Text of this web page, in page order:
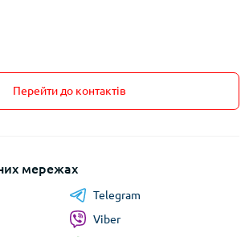
Перейти до контактів
мережах
Telegram
Viber